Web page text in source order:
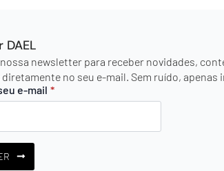
DAEL
newsletter para receber novidades,
no seu e-mail. Sem ruído, apenas
e-mail *